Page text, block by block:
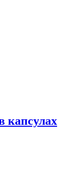
капсулах